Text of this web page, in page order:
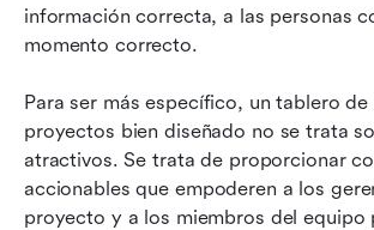
información correcta, a las personas
momento correcto.
Para ser más específico, un tablero
proyectos bien diseñado no se trata
atractivos. Se trata de proporcionar
accionables que empoderen a los
proyecto y a los miembros del equipo